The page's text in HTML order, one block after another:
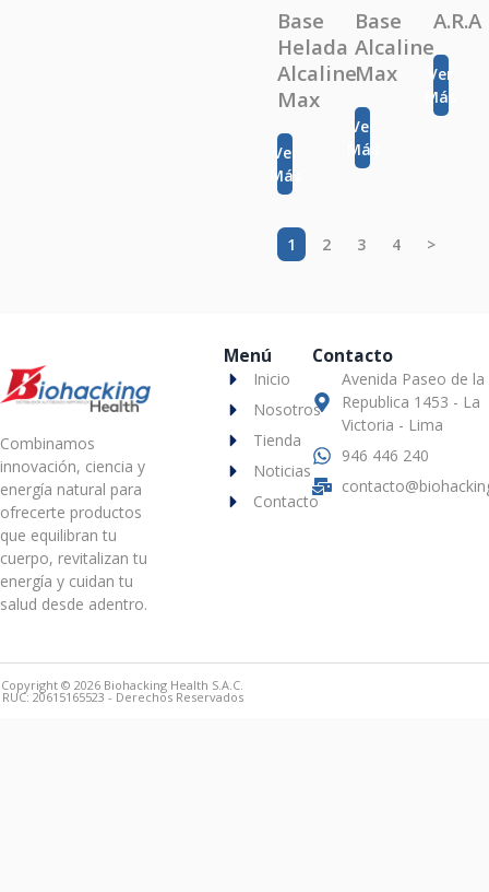
Base
Helada
Alcaline
Max
Ver
Más
Base
Alcaline
Max
Ver
Más
A.R.A
Ver
Más
1 2 3 4 >
Combinamos
innovación, ciencia y
energía natural para
ofrecerte productos
que equilibran tu
cuerpo, revitalizan tu
energía y cuidan tu
salud desde adentro.
Menú
Inicio
Nosotros
Tienda
Noticias
Contacto
Contacto
Avenida Paseo de la
Republica 1453 - La
Victoria - Lima
946 446 240
Copyright © 2026 Biohacking Health S.A.C.
RUC: 20615165523 - Derechos Reservados